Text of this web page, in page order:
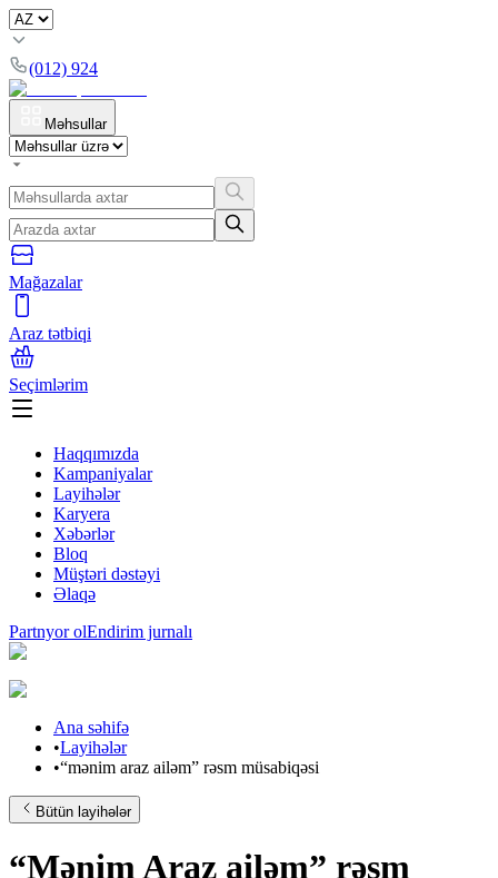
(012) 924
Məhsullar
Mağazalar
Araz tətbiqi
Seçimlərim
Haqqımızda
Kampaniyalar
Layihələr
Karyera
Xəbərlər
Bloq
Müştəri dəstəyi
Əlaqə
Partnyor olEndirim jurnalı
Ana səhifə
•Layihələr
•“mənim araz ailəm” rəsm müsabiqəsi
Bütün layihələr
“Mənim Araz ailəm” rəsm